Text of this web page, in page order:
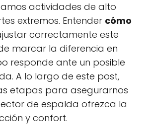
actividades de alto
extremos. Entender cómo
correctamente este
marcar la diferencia en
responde ante un posible
A lo largo de este post,
etapas para asegurarnos
de espalda ofrezca la
y confort.